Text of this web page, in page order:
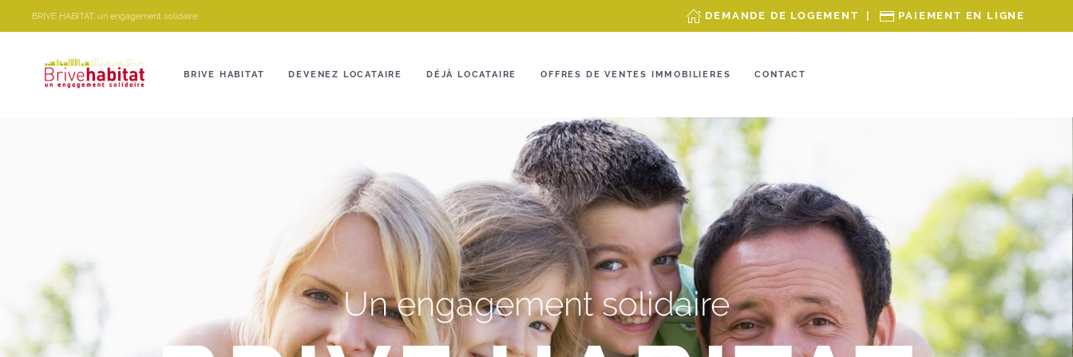
BRIVE HABITAT, un engagement solidaire. DEMANDE DE LOGEMENT PAIEMENT EN LIGNE
BRIVE HABITAT DEVENEZ LOCATAIRE DÉJÀ LOCATAIRE OFFRES DE VENTES IMMOBILIERES CONTACT
Un engagement solidaire
Panneau de gestion des cookies